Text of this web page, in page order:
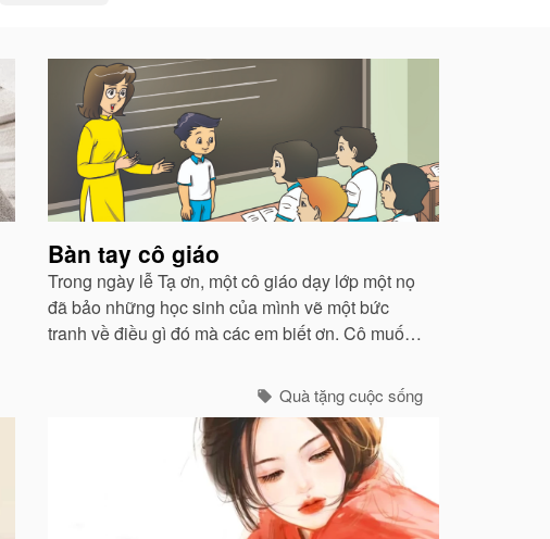
Bàn tay cô giáo
Trong ngày lễ Tạ ơn, một cô giáo dạy lớp một nọ
đã bảo những học sinh của mình vẽ một bức
tranh về điều gì đó mà các em biết ơn. Cô muốn
nghèo nàn này thật sự mang ơn ra sao...Quà tặng cuộc sống